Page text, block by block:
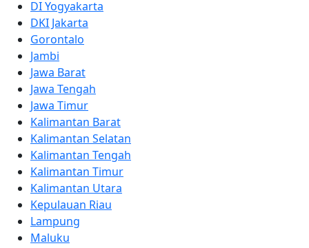
DI Yogyakarta
DKI Jakarta
Gorontalo
Jambi
Jawa Barat
Jawa Tengah
Jawa Timur
Kalimantan Barat
Kalimantan Selatan
Kalimantan Tengah
Kalimantan Timur
Kalimantan Utara
Kepulauan Riau
Lampung
Maluku